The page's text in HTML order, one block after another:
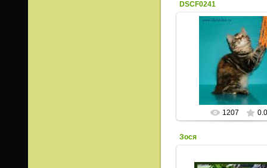
DSCF0241
14.08.2013
ИрисКо
1207 0.0
Зося